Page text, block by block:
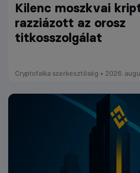
Kilenc moszkvai
razziázott az orosz
titkosszolgálat
Cryptofalka szerkesztőség • 2026.